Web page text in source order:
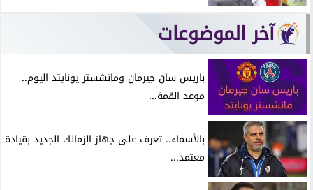
آخر الموضوعات
باريس سان جيرمان ومانشستر يونايتد اليوم..
موعد القمة...
بالأسماء.. تعرف على جهاز الزمالك الجديد بقيادة
معتمد...